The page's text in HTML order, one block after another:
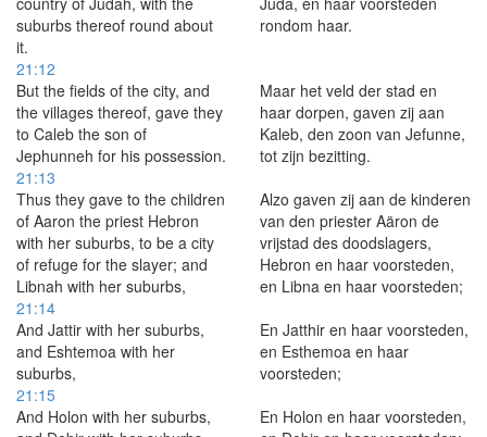
suburbs thereof round about
it.
rondom haar.
21:12
But the fields of the city, and
the villages thereof, gave they
to Caleb the son of
Jephunneh for his possession.
Maar het veld der stad en
haar dorpen, gaven zij aan
Kaleb, den zoon van Jefunne,
tot zijn bezitting.
21:13
Thus they gave to the children
of Aaron the priest Hebron
with her suburbs, to be a city
of refuge for the slayer; and
Libnah with her suburbs,
Alzo gaven zij aan de kinderen
van den priester Aäron de
vrijstad des doodslagers,
Hebron en haar voorsteden,
en Libna en haar voorsteden;
21:14
And Jattir with her suburbs,
and Eshtemoa with her
suburbs,
En Jatthir en haar voorsteden,
en Esthemoa en haar
voorsteden;
21:15
And Holon with her suburbs,
En Holon en haar voorsteden,